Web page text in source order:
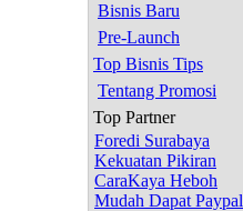
Bisnis Baru
Pre-Launch
Top Bisnis Tips
Tentang Promosi
Top Partner
Foredi Surabaya
Kekuatan Pikiran
CaraKaya Heboh
Mudah Dapat Paypal